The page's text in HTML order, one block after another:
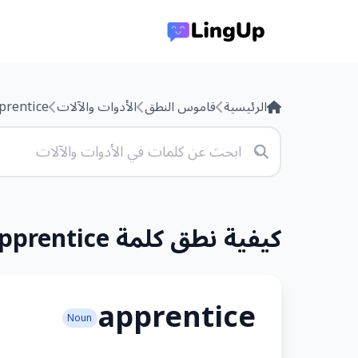
الرئيسية قاموس النطق الأدوات والآلات
كيفية نطق كلمة apprentice
apprentice
Noun